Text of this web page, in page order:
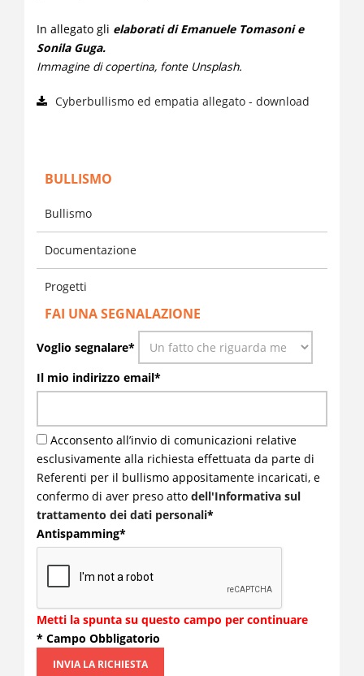
In allegato gli elaborati di Emanuele Tomasoni e
Sonila Guga.
Immagine di copertina, fonte Unsplash.
Cyberbullismo ed empatia allegato - download
BULLISMO
Bullismo
Documentazione
Progetti
FAI UNA SEGNALAZIONE
Voglio segnalare*
Il mio indirizzo email*
Acconsento all’invio di comunicazioni relative
esclusivamente alla richiesta effettuata da parte di
Referenti per il bullismo appositamente incaricati, e
confermo di aver preso atto dell'Informativa sul
trattamento dei dati personali*
Antispamming*
Metti la spunta su questo campo per continuare
* Campo Obbligatorio
INVIA LA RICHIESTA